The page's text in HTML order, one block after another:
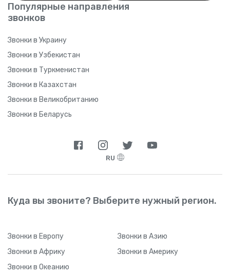
Популярные направления
звонков
Звонки в Украину
Звонки в Узбекистан
Звонки в Туркменистан
Звонки в Казахстан
Звонки в Великобританию
Звонки в Беларусь
RU
Куда вы звоните? Выберите нужный регион.
Звонки в Европу Звонки в Азию
Звонки в Африку Звонки в Америку
Звонки в Океанию